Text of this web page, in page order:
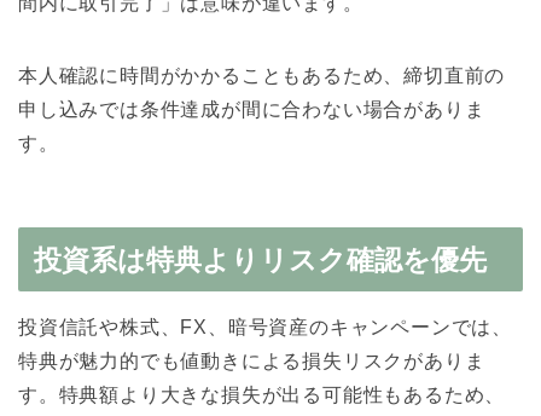
本人確認に時間がかかることもあるため、締切直前の
申し込みでは条件達成が間に合わない場合がありま
す。
投資系は特典よりリスク確認を優先
投資信託や株式、FX、暗号資産のキャンペーンでは、
特典が魅力的でも値動きによる損失リスクがありま
す。特典額より大きな損失が出る可能性もあるため、